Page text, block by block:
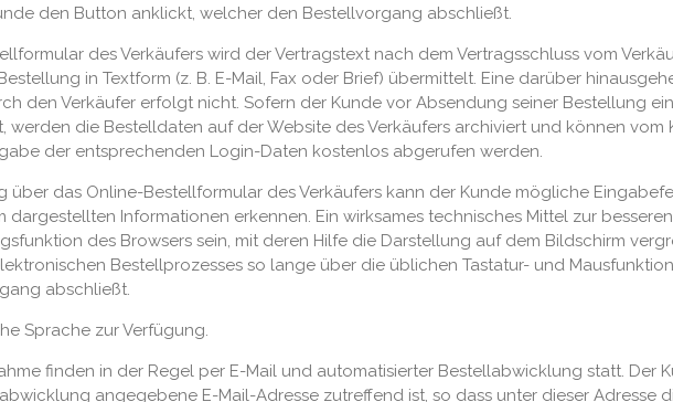
den Button anklickt, welcher den Bestellvorgang abschließt.
des Verkäufers wird der Vertragstext nach dem Vertragsschluss vom
in Textform (z. B. E-Mail, Fax oder Brief) übermittelt. Eine darüber
den Verkäufer erfolgt nicht. Sofern der Kunde vor Absendung seiner Bestellung
werden die Bestelldaten auf der Website des Verkäufers archiviert und können vom
der entsprechenden Login-Daten kostenlos abgerufen werden.
das Online-Bestellformular des Verkäufers kann der Kunde mögliche
dargestellten Informationen erkennen. Ein wirksames technisches Mittel zur
des Browsers sein, mit deren Hilfe die Darstellung auf dem Bildschirm
Bestellprozesses so lange über die üblichen Tastatur- und
abschließt.
Sprache zur Verfügung.
finden in der Regel per E-Mail und automatisierter Bestellabwicklung statt. Der
angegebene E-Mail-Adresse zutreffend ist, so dass unter dieser Adresse